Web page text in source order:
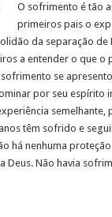
O sofrimento é tão
primeiros pais o
da separação de
a entender o que o
se
por seu espírito
têm sofrido e
há nenhuma
Não havia